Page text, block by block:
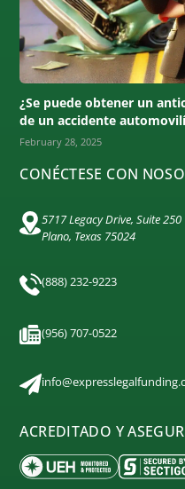
¿Se puede obtener un
de un accidente
February 28, 2025
CONÉCTESE CON
5717 Legacy Drive, Suite 250
Plano, Texas 75024
(888) 232-9223
(956) 707-0522
ACREDITADO Y